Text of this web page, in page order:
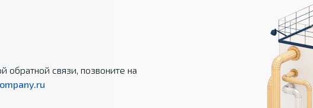
связи, позвоните на